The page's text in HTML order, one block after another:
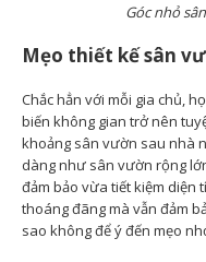
Góc nhỏ
Mẹo thiết kế sân
Chắc hẳn với mỗi gia chủ,
biến không gian trở nên
khoảng sân vườn sau nhà
dàng như sân vườn rộng
đảm bảo vừa tiết kiệm diện
thoáng đãng mà vẫn đảm
sao không để ý đến mẹo